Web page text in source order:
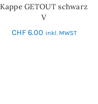
IN DEN WARENKORB
Kappe GETOUT schwarz
V
CHF6.00 inkl. MWST